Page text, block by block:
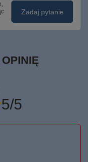
Zadaj pytanie
5/5